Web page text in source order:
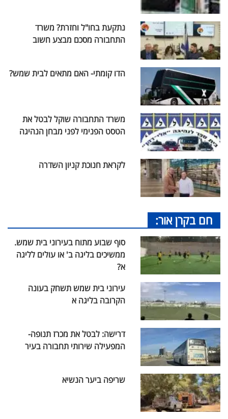
נתקעת בחו"ל וחזרת? משרד
התחבורה מסכם מבצע חשוב
הדו קומתי- האם מתאים לבית שמש?
משרד התחבורה שוקל לבטל את
הטסט הפנימי לפני מבחן הנהיגה
לקראת חנוכת קניון השדרה
חם בקרן אור:
סוף שבוע מתוח בעירוני בית שמש.
ממשיכים בליגה ב' או עולים לליגה
א?
עירוני בית שמש תשחק בעונה
הקרובה בליגה א
דרישה: לבטל את מכרז תנופה-
המפעילה שירותי תחבורה בעיר
שריפה ביער הנשיא